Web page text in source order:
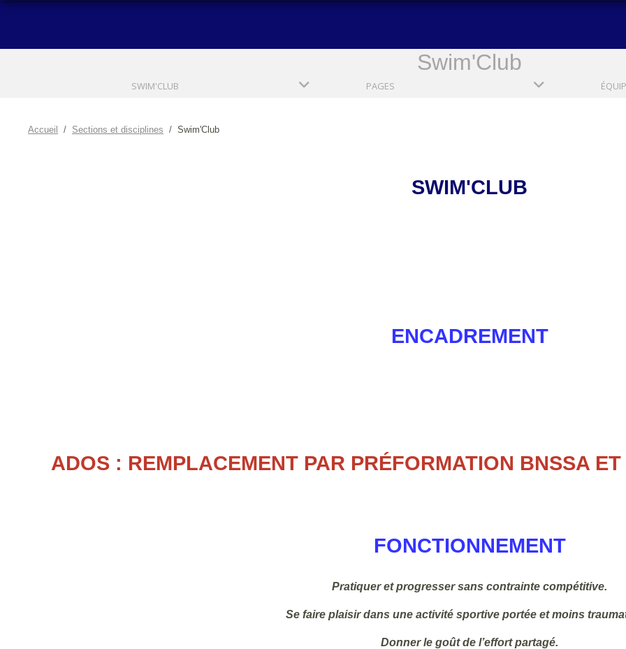
Swim'Club
SWIM'CLUB PAGES
Accueil Sections et disciplines Swim'Club
SWIM'CLUB
ENCADREMENT
ADOS : REMPLACEMENT PAR PRÉFORMATION BNSSA
FONCTIONNEMENT
Pratiquer et progresser sans contrainte compétitive.
Se faire plaisir dans une activité sportive portée et moins
Donner le goût de l’effort partagé.